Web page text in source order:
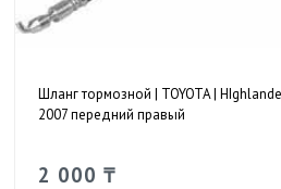
Шланг тормозной | TOYOTA |
2007 передний правый
2 000 ₸